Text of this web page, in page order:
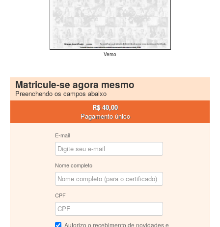
Verso
Matricule-se agora mesmo
Preenchendo os campos abaixo
R$ 40,00
Pagamento único
E-mail
Nome completo
CPF
Autorizo o recebimento de novidades e